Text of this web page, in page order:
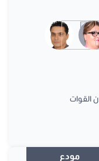
القوات
مودع